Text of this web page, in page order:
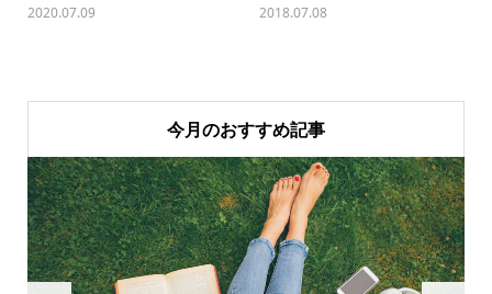
2020.07.09 2018.07.08
今月のおすすめ記事